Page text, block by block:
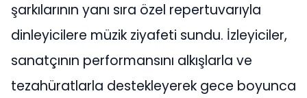
şarkılarının yanı sıra özel repertuvarıyla
dinleyicilere müzik ziyafeti sundu. İzleyiciler,
sanatçının performansını alkışlarla ve
tezahüratlarla destekleyerek gece boyunca